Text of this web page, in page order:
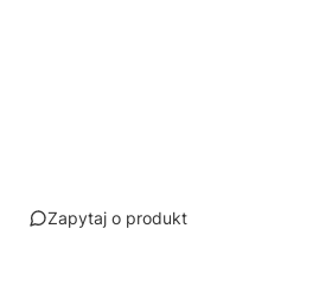
Zapytaj o produkt